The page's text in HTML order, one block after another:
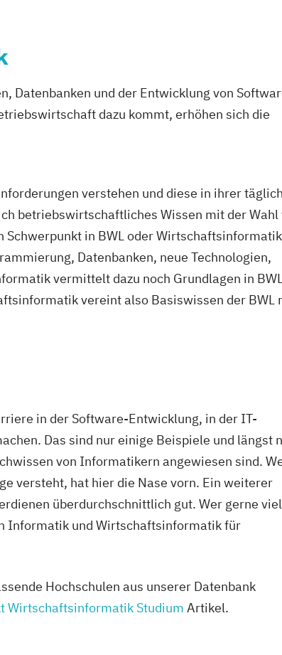
Datenbanken und der Entwicklung von
dazu kommt, erhöhen sich die
verstehen und diese in ihrer
betriebswirtschaftliches Wissen mit der Wahl
in BWL oder
Datenbanken, neue Technologien,
vermittelt dazu noch Grundlagen in
vereint also Basiswissen der BWL
in der Software-Entwicklung, in der IT-
Das sind nur einige Beispiele und längst
von Informatikern angewiesen sind.
versteht, hat hier die Nase vorn. Ein weiterer
überdurchschnittlich gut. Wer gerne viel
Informatik und Wirtschaftsinformatik für
Hochschulen aus unserer Datenbank
Wirtschaftsinformatik Studium Artikel.